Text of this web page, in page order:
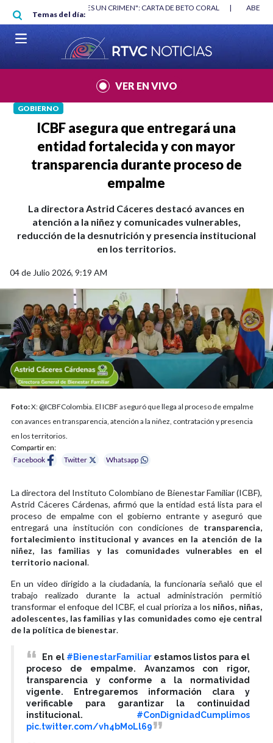
Pasar al contenido principal
Temas del día:
"HABLAR NO ES UN CRIMEN": CARTA DE BETO CORAL |
VER EN VIVO
GOBIERNO
ICBF asegura que entregará una
entidad fortalecida y con mayor
transparencia durante proceso de
empalme
La directora Astrid Cáceres destacó avances en
atención a la niñez y comunicades vulnerables,
reducción de la desnutrición y presencia institucional
en los territorios.
04 de Julio 2026, 9:19 AM
Foto:X: @ICBFColombia. El ICBF aseguró que llega al proceso de empalme
con avances en transparencia, atención a la niñez, contratación y presencia
en los territorios.
Compartir en:
Facebook
Twitter Whatsapp
La directora del Instituto Colombiano de Bienestar Familiar (ICBF),
Astrid Cáceres Cárdenas, afirmó que la entidad está lista para el
proceso de empalme con el gobierno entrante y aseguró que
entregará una institución con condiciones de transparencia,
fortalecimiento institucional y avances en la atención de la
niñez, las familias y las comunidades vulnerables en el
territorio nacional.
En un video dirigido a la ciudadanía, la funcionaria señaló que el
trabajo realizado durante la actual administración permitió
transformar el enfoque del ICBF, el cual prioriza a los niños, niñas,
adolescentes, las familias y las comunidades como eje central
de la política de bienestar.
En el #BienestarFamiliarestamos listos para el
proceso de empalme. Avanzamos con rigor,
transparencia y conforme a la normatividad
vigente. Entregaremos información clara y
verificable para garantizar la continuidad
institucional. #ConDignidadCumplimos
pic.twitter.com/vh4bMoLl69